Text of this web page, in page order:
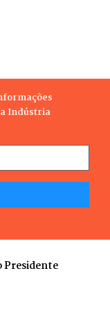
Indústria
Presidente